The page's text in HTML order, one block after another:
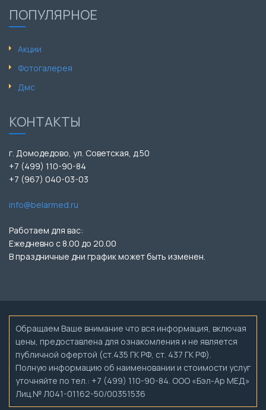
ПОПУЛЯРНОЕ
Акции
Фотогалерея
Дмс
КОНТАКТЫ
г. Домодедово, ул. Советская, д.50
+7 (499) 110-90-84
+7 (967) 040-03-03
info@belarmed.ru
Работаем для вас:
Ежедневно с 8.00 до 20.00
В праздничные дни график может быть изменен.
Обращаем Ваше внимание что вся информация, включая
цены, предоставлена для ознакомления и не является
публичной офертой (ст.435 ГК РФ, ст. 437 ГК РФ).
Полную информацию об наименовании и стоимости услуг
уточняйте по тел.: +7 (499) 110-90-84. ООО «Бэл-Ар МЕД»
Лиц.№ Л041-01162-50/00351536